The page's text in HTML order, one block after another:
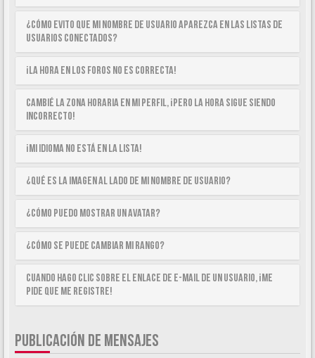
¿Cómo evito que mi nombre de usuario aparezca en las listas de
usuarios conectados?
¡La hora en los foros no es correcta!
Cambié la zona horaria en mi perfil, ¡pero la hora sigue siendo
incorrecto!
¡Mi idioma no está en la lista!
¿Qué es la imagen al lado de mi nombre de usuario?
¿Cómo puedo mostrar un avatar?
¿Cómo se puede cambiar mi rango?
Cuando hago clic sobre el enlace de e-mail de un usuario, ¡me
pide que me registre!
PUBLICACIÓN DE MENSAJES